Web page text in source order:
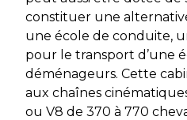
constituer une
une école de conduite,
pour le transport d’une
déménageurs. Cette
aux chaînes
ou V8 de 370 à 770